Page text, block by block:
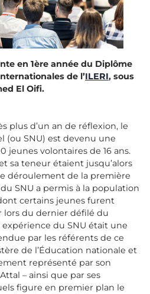
en 1ère année du Diplôme
de l’ILERI, sous
El Oifi.
plus d’un an de réflexion, le
(ou SNU) est devenu une
jeunes volontaires de 16 ans.
sa teneur étaient jusqu’alors
déroulement de la première
SNU a permis à la population
certains jeunes furent
lors du dernier défilé du
du SNU était une
par les référents de ce
de l’Éducation nationale et
représenté par son
– ainsi que par ses
figure en premier plan le